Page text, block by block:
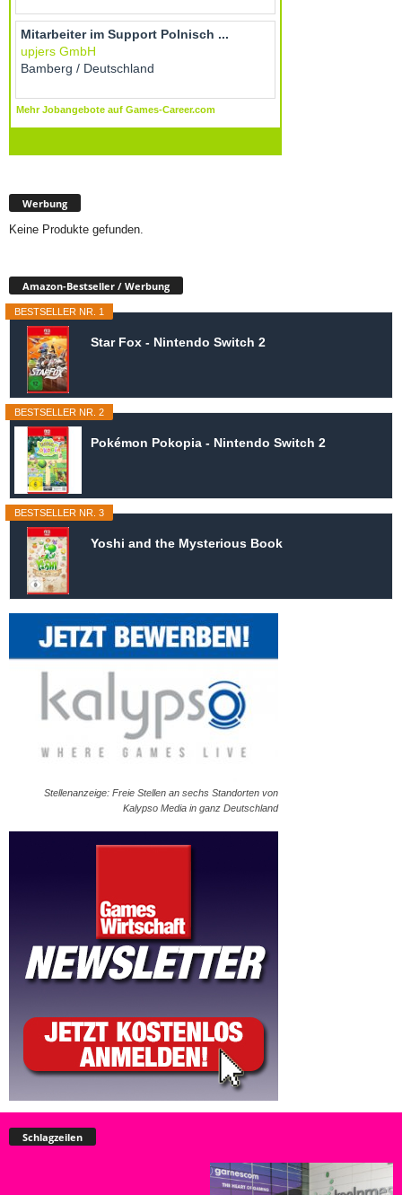
Werbung
Keine Produkte gefunden.
Amazon-Bestseller / Werbung
BESTSELLER NR. 1
Star Fox - Nintendo Switch 2
BESTSELLER NR. 2
Pokémon Pokopia - Nintendo Switch 2
BESTSELLER NR. 3
Yoshi and the Mysterious Book
Stellenanzeige: Freie Stellen an sechs Standorten von
Kalypso Media in ganz Deutschland
Schlagzeilen